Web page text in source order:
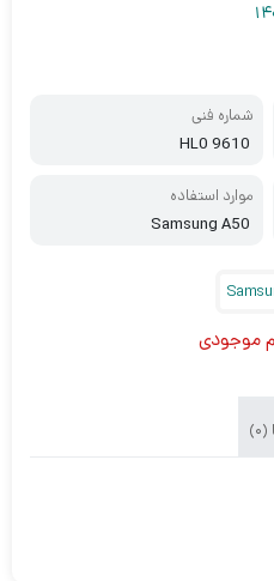
شماره فنی
9610 HL0
موارد استفاده
Samsung A50
موجودی